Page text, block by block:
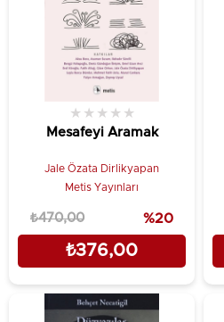
Mesafeyi Aramak
★ ★ ★ ★ ★
Jale Özata Dirlikyapan
Metis Yayınları
₺376,00
₺470,00 %20